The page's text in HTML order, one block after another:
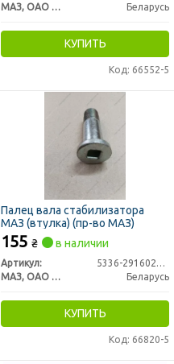
МАЗ, ОАО «Минский автомобильный завод»
Беларусь
КУПИТЬ
Код: 66552-5
Палец вала стабилизатора
МАЗ (втулка) (пр-во МАЗ)
155 ₴ в наличии
Артикул:
5336-2916026-01
МАЗ, ОАО «Минский автомобильный завод»
Беларусь
КУПИТЬ
Код: 66820-5